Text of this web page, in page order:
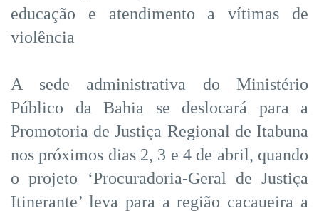
educação e atendimento a vítimas de
violência
A sede administrativa do Ministério
Público da Bahia se deslocará para a
Promotoria de Justiça Regional de Itabuna
nos próximos dias 2, 3 e 4 de abril, quando
o projeto ‘Procuradoria-Geral de Justiça
Itinerante’ leva para a região cacaueira a